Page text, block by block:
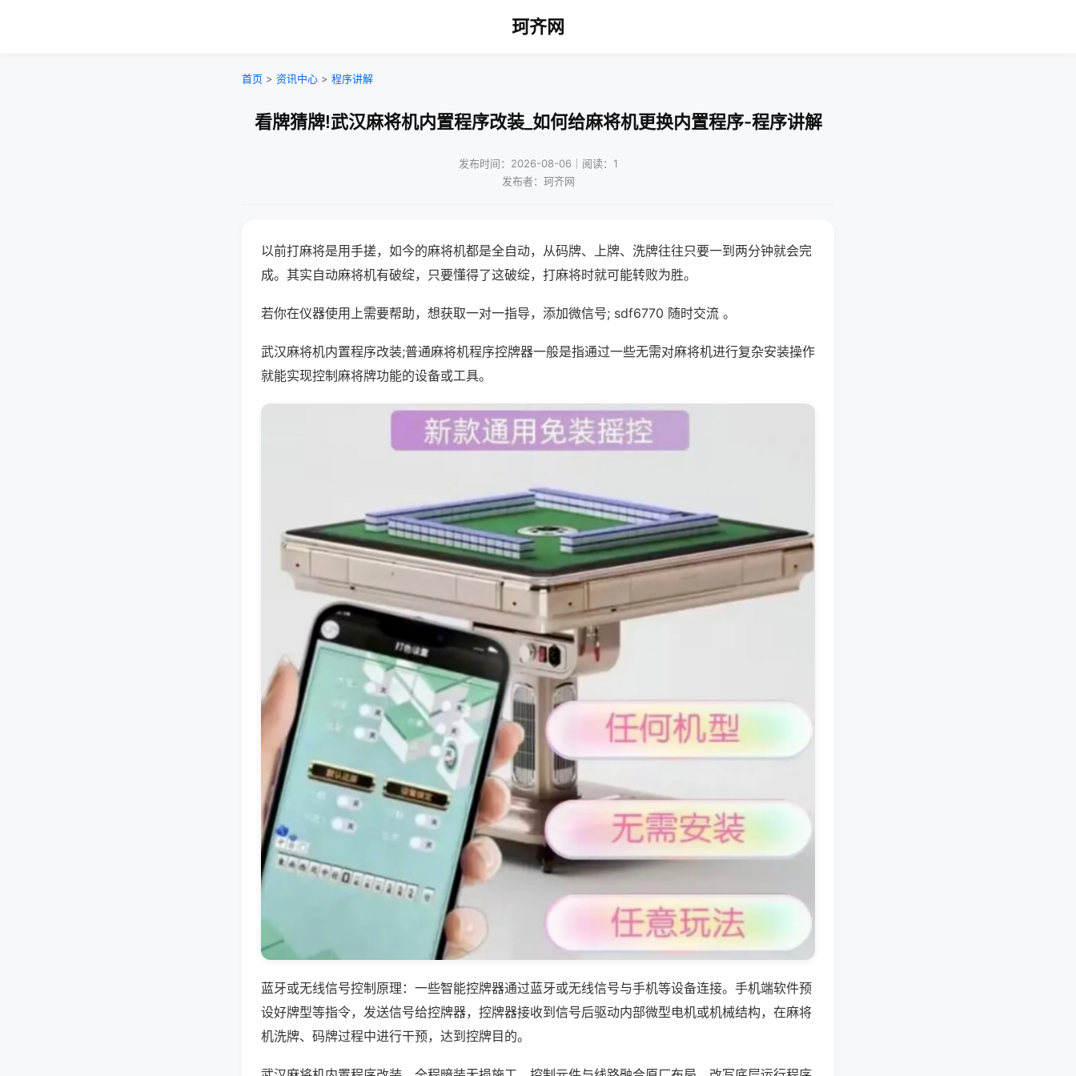
珂齐网
首页 > 资讯中心 > 程序讲解
看牌猜牌!武汉麻将机内置程序改装_如何给麻将机更换内置程序-程序讲解
发布时间：2026-08-06｜阅读：1
发布者：珂齐网
以前打麻将是用手搓，如今的麻将机都是全自动，从码牌、上牌、洗牌往往只要一到两分钟就会完
成。其实自动麻将机有破绽，只要懂得了这破绽，打麻将时就可能转败为胜。
若你在仪器使用上需要帮助，想获取一对一指导，添加微信号; sdf6770 随时交流 。
武汉麻将机内置程序改装;普通麻将机程序控牌器一般是指通过一些无需对麻将机进行复杂安装操作
就能实现控制麻将牌功能的设备或工具。
蓝牙或无线信号控制原理：一些智能控牌器通过蓝牙或无线信号与手机等设备连接。手机端软件预
设好牌型等指令，发送信号给控牌器，控牌器接收到信号后驱动内部微型电机或机械结构，在麻将
机洗牌、码牌过程中进行干预，达到控牌目的。